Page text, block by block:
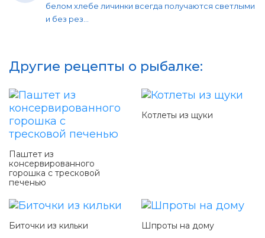
белом хлебе личинки всегда получаются светлыми
и без рез...
Другие рецепты о рыбалке:
Паштет из
консервированного
горошка с тресковой
печенью
Котлеты из щуки
Биточки из кильки Шпроты на дому